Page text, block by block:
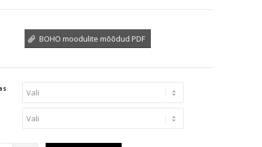
BOHO moodulite mõõdud PDF